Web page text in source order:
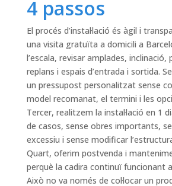
4 passos
El procés d’instal·lació és àgil i
una visita gratuïta a domicili a
l’escala, revisar amplades, inclinació,
replans i espais d’entrada i sortida.
un pressupost personalitzat sense
model recomanat, el termini i les
Tercer, realitzem la instal·lació en 1
de casos, sense obres importants,
excessiu i sense modificar
Quart, oferim postvenda i
perquè la cadira continuï funcionant
Això no va només de col·locar un